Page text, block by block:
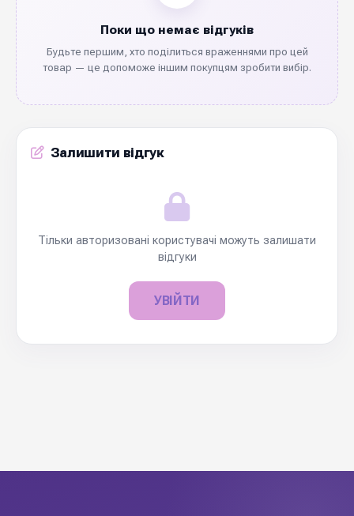
Поки що немає відгуків
Будьте першим, хто поділиться враженнями про цей
товар — це допоможе іншим покупцям зробити вибір.
Залишити відгук
Тільки авторизовані користувачі можуть залишати
відгуки
УВІЙТИ